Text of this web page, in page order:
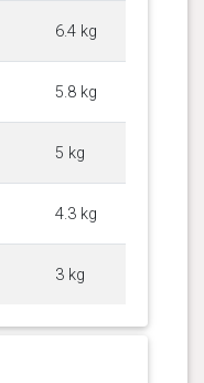
6.4 kg
5.8 kg
5 kg
4.3 kg
3 kg